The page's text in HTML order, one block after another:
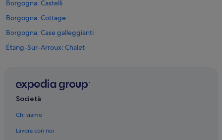
Borgogna: Castelli
Borgogna: Cottage
Borgogna: Case galleggianti
Étang-Sur-Arroux: Chalet
Borgogna: Hotel romantici
Società
Chi siamo
Lavora con noi